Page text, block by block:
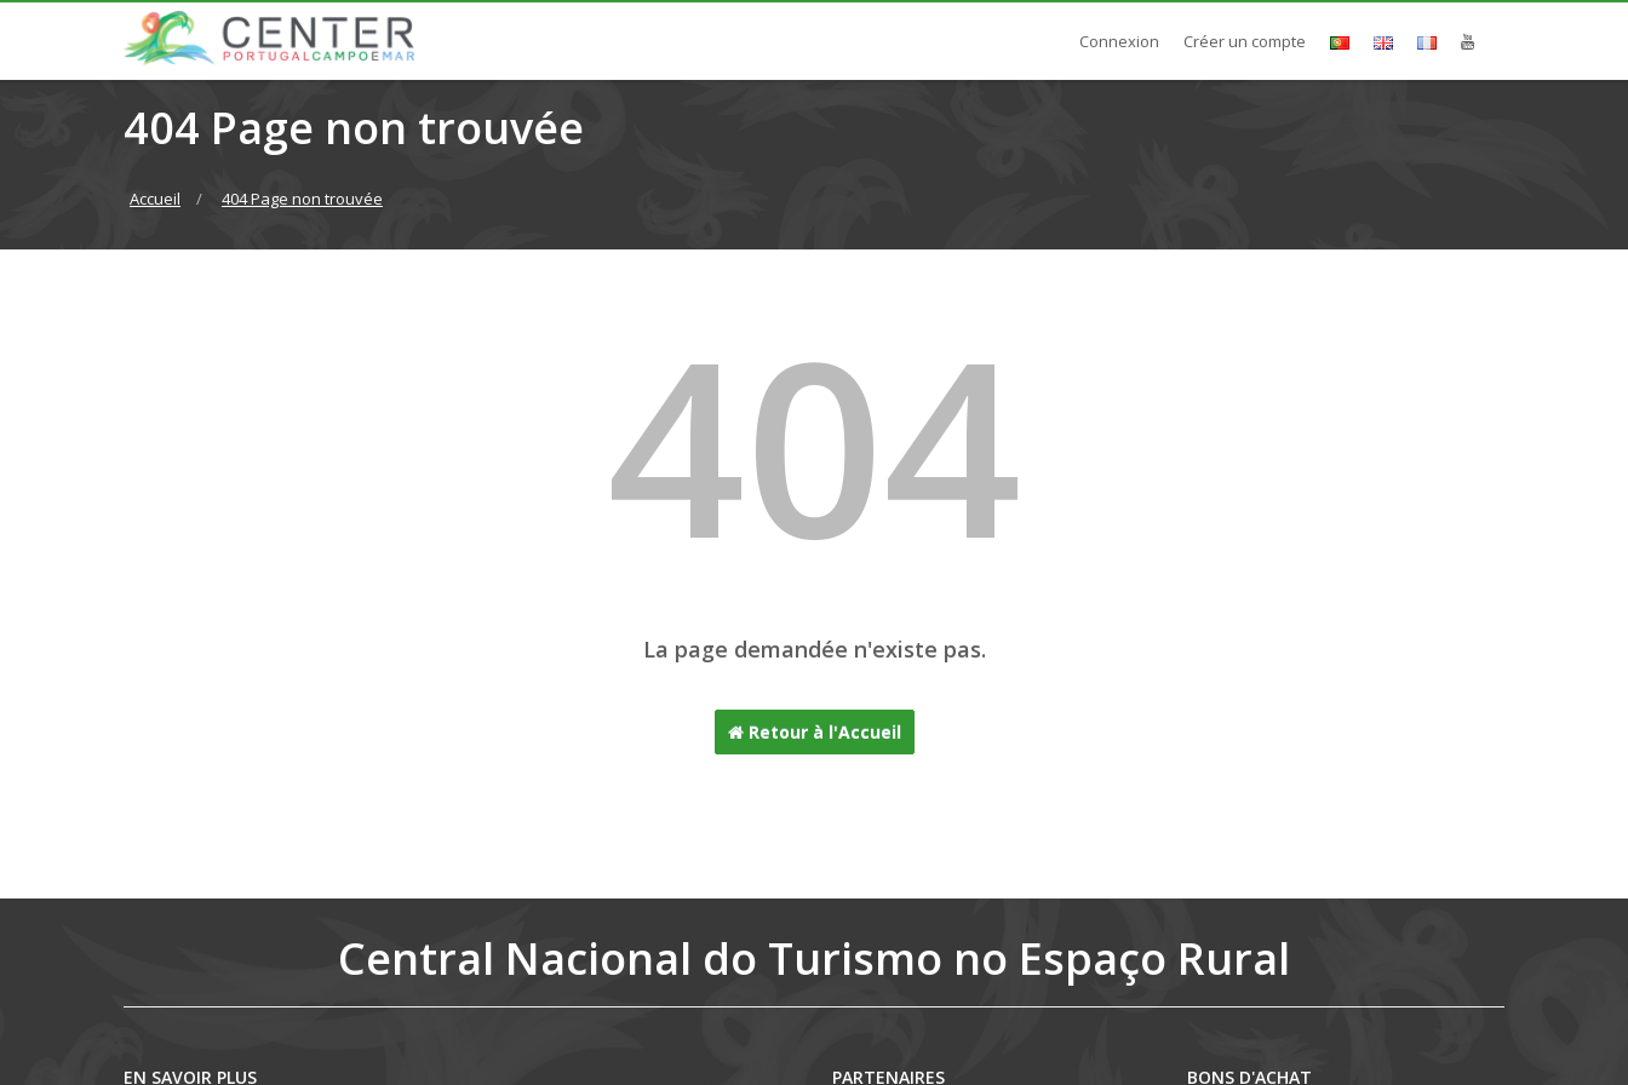
Connexion Créer un compte
404 Page non trouvée
Accueil 404 Page non trouvée
404
La page demandée n'existe pas.
Retour à l'Accueil
Central Nacional do Turismo no Espaço Rural
EN SAVOIR PLUS PARTENAIRES BONS D'ACHAT